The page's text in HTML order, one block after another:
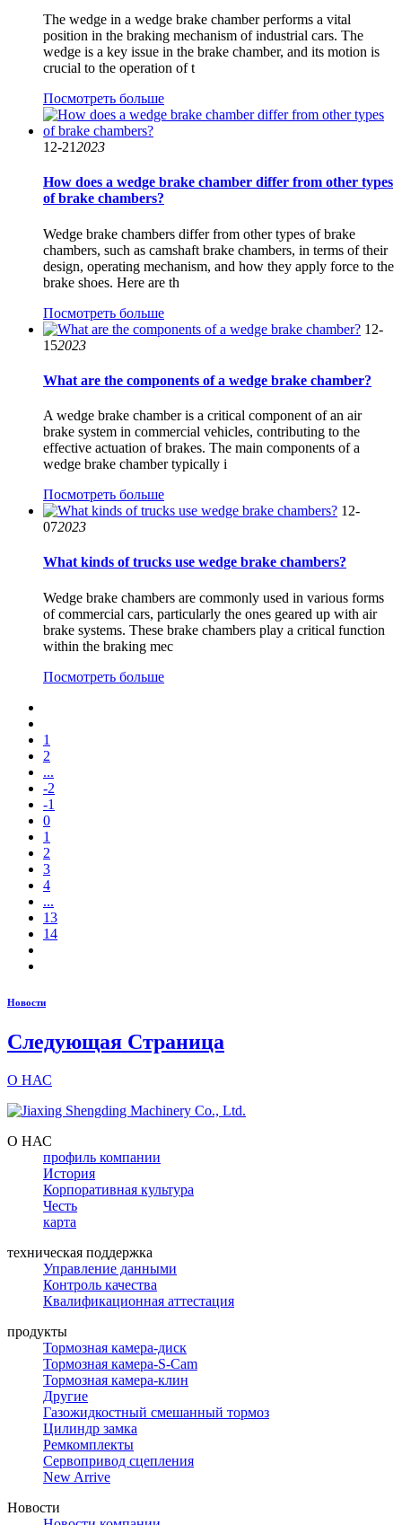
The wedge in a wedge brake chamber performs a vital
position in the braking mechanism of industrial cars. The
wedge is a key issue in the brake chamber, and its motion is
crucial to the operation of t
Посмотреть больше
12-212023
How does a wedge brake chamber differ from other types
of brake chambers?
Wedge brake chambers differ from other types of brake
chambers, such as camshaft brake chambers, in terms of their
design, operating mechanism, and how they apply force to the
brake shoes. Here are th
Посмотреть больше
12-
152023
What are the components of a wedge brake chamber?
A wedge brake chamber is a critical component of an air
brake system in commercial vehicles, contributing to the
effective actuation of brakes. The main components of a
wedge brake chamber typically i
Посмотреть больше
12-
072023
What kinds of trucks use wedge brake chambers?
Wedge brake chambers are commonly used in various forms
of commercial cars, particularly the ones geared up with air
brake systems. These brake chambers play a critical function
within the braking mec
Посмотреть больше
1
2
...
-2
-1
0
1
2
3
4
...
13
14
Новости
Следующая Страница
О НАС
О НАС
профиль компании
История
Корпоративная культура
Честь
карта
техническая поддержка
Управление данными
Контроль качества
Квалификационная аттестация
продукты
Тормозная камера-диск
Тормозная камера-S-Cam
Тормозная камера-клин
Другие
Газожидкостный смешанный тормоз
Цилиндр замка
Ремкомплекты
Сервопривод сцепления
New Arrive
Новости